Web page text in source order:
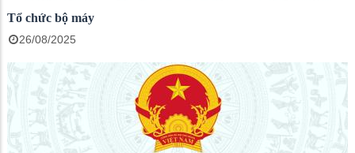
Tổ chức bộ máy
26/08/2025